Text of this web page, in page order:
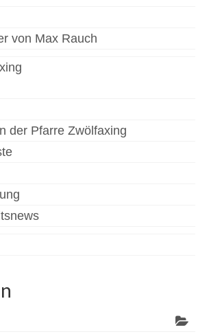
von Max Rauch
der Pfarre Zwölfaxing